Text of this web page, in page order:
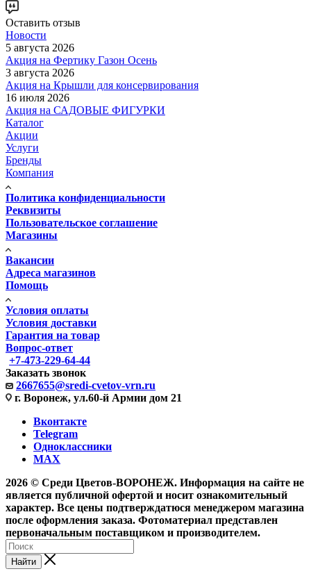
Оставить отзыв
Новости
5 августа 2026
Акция на Фертику Газон Осень
3 августа 2026
Акция на Крышли для консервирования
16 июля 2026
Акция на САДОВЫЕ ФИГУРКИ
Каталог
Акции
Услуги
Бренды
Компания
Политика конфиденциальности
Реквизиты
Пользовательское соглашение
Магазины
Вакансии
Адреса магазинов
Помощь
Условия оплаты
Условия доставки
Гарантия на товар
Вопрос-ответ
+7-473-229-64-44
Заказать звонок
2667655@sredi-cvetov-vrn.ru
г. Воронеж, ул.60-й Армии дом 21
Вконтакте
Telegram
Одноклассники
MAX
2026 © Среди Цветов-ВОРОНЕЖ. Информация на сайте не
является публичной офертой и носит ознакомительный
характер. Все цены подтверждатюся менеджером магазина
после оформления заказа. Фотоматериал представлен
первоначальным поставщиком и производителем.
Найти